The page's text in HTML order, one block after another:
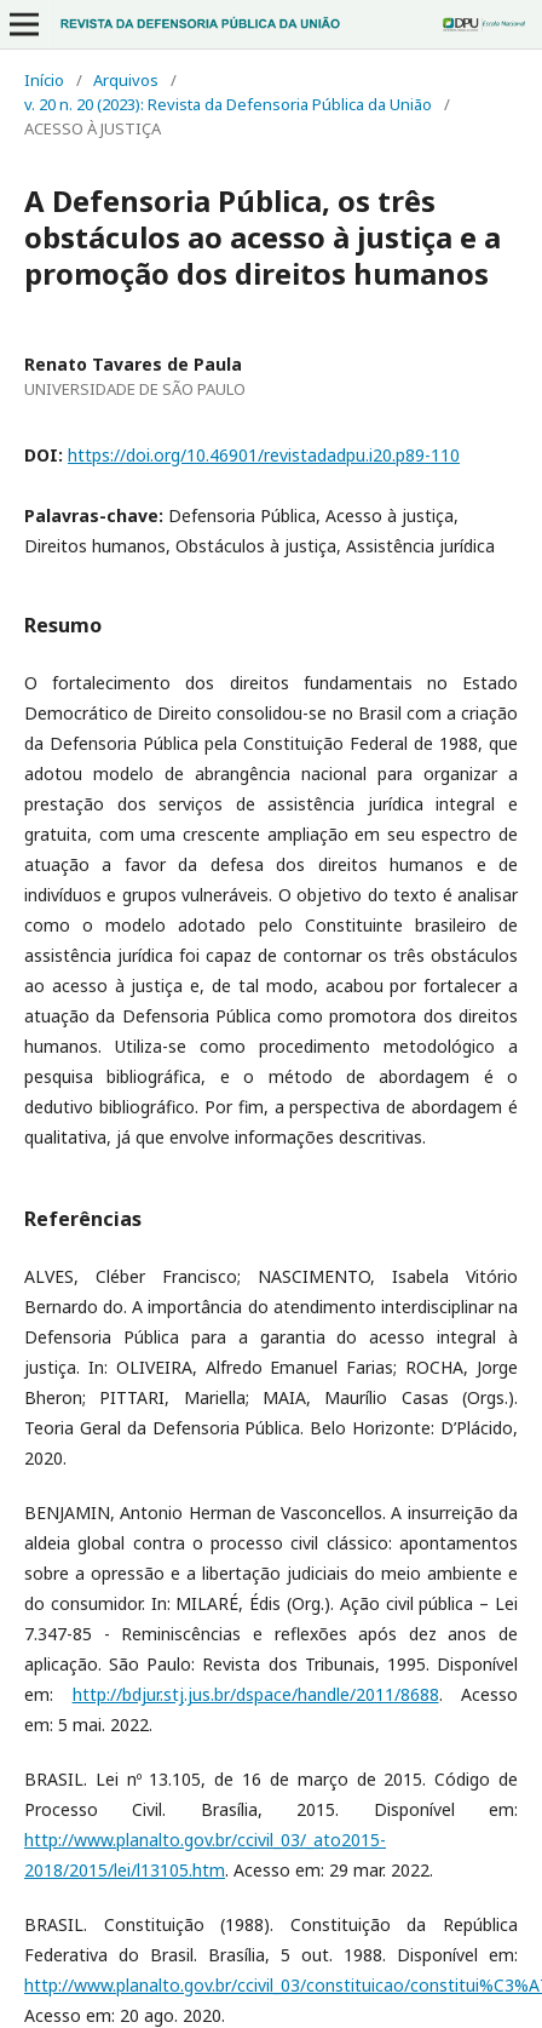
Início / Arquivos
/
v. 20 n. 20 (2023): Revista da Defensoria Pública da União
/
ACESSO À JUSTIÇA
A Defensoria Pública, os três
obstáculos ao acesso à justiça e a
promoção dos direitos humanos
Renato Tavares de Paula
UNIVERSIDADE DE SÃO PAULO
DOI: https://doi.org/10.46901/revistadadpu.i20.p89-110
Palavras-chave: Defensoria Pública, Acesso à justiça,
Direitos humanos, Obstáculos à justiça, Assistência jurídica
Resumo
O fortalecimento dos direitos fundamentais no Estado
Democrático de Direito consolidou-se no Brasil com a criação
da Defensoria Pública pela Constituição Federal de 1988, que
adotou modelo de abrangência nacional para organizar a
prestação dos serviços de assistência jurídica integral e
gratuita, com uma crescente ampliação em seu espectro de
atuação a favor da defesa dos direitos humanos e de
indivíduos e grupos vulneráveis. O objetivo do texto é analisar
como o modelo adotado pelo Constituinte brasileiro de
assistência jurídica foi capaz de contornar os três obstáculos
ao acesso à justiça e, de tal modo, acabou por fortalecer a
atuação da Defensoria Pública como promotora dos direitos
humanos. Utiliza-se como procedimento metodológico a
pesquisa bibliográfica, e o método de abordagem é o
dedutivo bibliográfico. Por fim, a perspectiva de abordagem é
qualitativa, já que envolve informações descritivas.
Referências
ALVES, Cléber Francisco; NASCIMENTO, Isabela Vitório
Bernardo do. A importância do atendimento interdisciplinar na
Defensoria Pública para a garantia do acesso integral à
justiça. In: OLIVEIRA, Alfredo Emanuel Farias; ROCHA, Jorge
Bheron; PITTARI, Mariella; MAIA, Maurílio Casas (Orgs.).
Teoria Geral da Defensoria Pública. Belo Horizonte: D’Plácido,
2020.
BENJAMIN, Antonio Herman de Vasconcellos. A insurreição da
aldeia global contra o processo civil clássico: apontamentos
sobre a opressão e a libertação judiciais do meio ambiente e
do consumidor. In: MILARÉ, Édis (Org.). Ação civil pública – Lei
7.347-85 - Reminiscências e reflexões após dez anos de
aplicação. São Paulo: Revista dos Tribunais, 1995. Disponível
em: http://bdjur.stj.jus.br/dspace/handle/2011/8688. Acesso
em: 5 mai. 2022.
BRASIL. Lei nº 13.105, de 16 de março de 2015. Código de
Processo Civil. Brasília, 2015. Disponível em:
http://www.planalto.gov.br/ccivil_03/_ato2015-
2018/2015/lei/l13105.htm. Acesso em: 29 mar. 2022.
BRASIL. Constituição (1988). Constituição da República
Federativa do Brasil. Brasília, 5 out. 1988. Disponível em:
http://www.planalto.gov.br/ccivil_03/constituicao/
Acesso em: 20 ago. 2020.